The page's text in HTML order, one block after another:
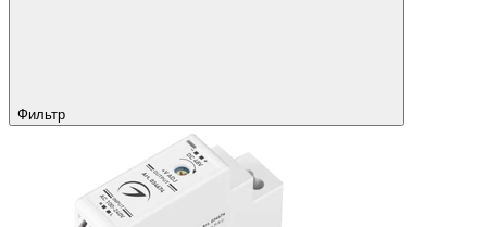
Фильтр